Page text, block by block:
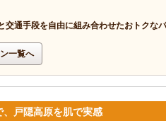
交通手段を自由に組み合わせたおトクな
一覧へ
戸隠高原を肌で実感